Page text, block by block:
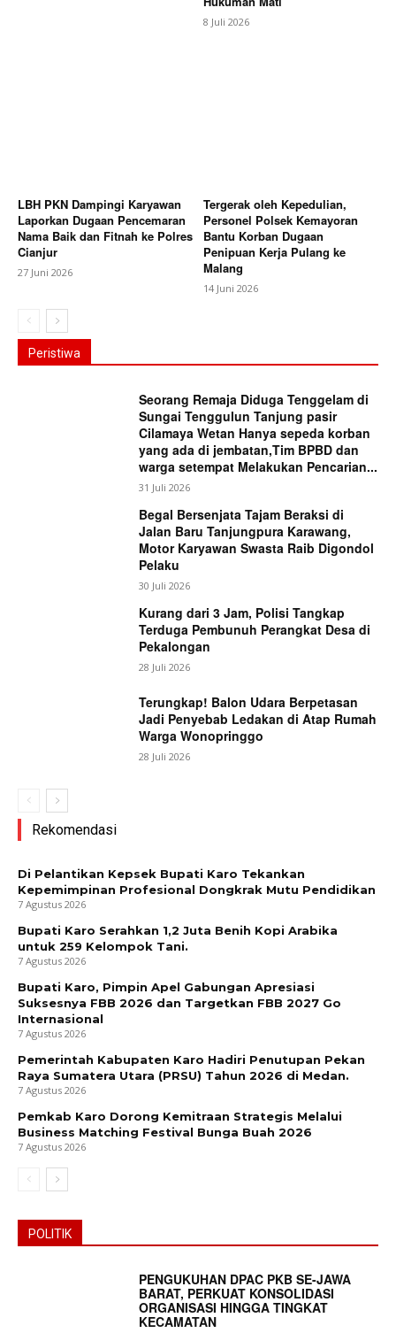
8 Juli 2026
LBH PKN Dampingi Karyawan
Laporkan Dugaan Pencemaran
Nama Baik dan Fitnah ke Polres
Cianjur
27 Juni 2026
Tergerak oleh Kepedulian,
Personel Polsek Kemayoran
Bantu Korban Dugaan
Penipuan Kerja Pulang ke
Malang
14 Juni 2026
Peristiwa
Seorang Remaja Diduga Tenggelam di
Sungai Tenggulun Tanjung pasir
Cilamaya Wetan Hanya sepeda korban
yang ada di jembatan,Tim BPBD dan
warga setempat Melakukan Pencarian...
31 Juli 2026
Begal Bersenjata Tajam Beraksi di
Jalan Baru Tanjungpura Karawang,
Motor Karyawan Swasta Raib Digondol
Pelaku
30 Juli 2026
Kurang dari 3 Jam, Polisi Tangkap
Terduga Pembunuh Perangkat Desa di
Pekalongan
28 Juli 2026
Terungkap! Balon Udara Berpetasan
Jadi Penyebab Ledakan di Atap Rumah
Warga Wonopringgo
28 Juli 2026
Rekomendasi
Di Pelantikan Kepsek Bupati Karo Tekankan
Kepemimpinan Profesional Dongkrak Mutu Pendidikan
7 Agustus 2026
Bupati Karo Serahkan 1,2 Juta Benih Kopi Arabika
untuk 259 Kelompok Tani.
7 Agustus 2026
Bupati Karo, Pimpin Apel Gabungan Apresiasi
Suksesnya FBB 2026 dan Targetkan FBB 2027 Go
Internasional
7 Agustus 2026
Pemerintah Kabupaten Karo Hadiri Penutupan Pekan
Raya Sumatera Utara (PRSU) Tahun 2026 di Medan.
7 Agustus 2026
Pemkab Karo Dorong Kemitraan Strategis Melalui
Business Matching Festival Bunga Buah 2026
7 Agustus 2026
POLITIK
PENGUKUHAN DPAC PKB SE-JAWA
BARAT, PERKUAT KONSOLIDASI
ORGANISASI HINGGA TINGKAT
KECAMATAN